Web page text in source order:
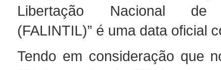
Libertação Nacional de
(FALINTIL)” é uma data oficial
Tendo em consideração que